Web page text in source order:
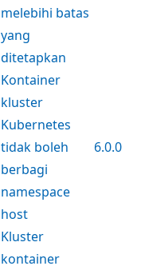
melebihi batas
yang
ditetapkan
Kontainer
kluster
Kubernetes
tidak boleh
berbagi
namespace
host
6.0.0
Kluster
kontainer